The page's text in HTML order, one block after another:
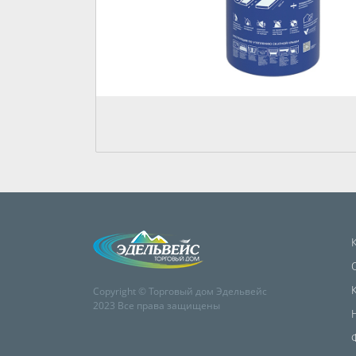
Copyright © Торговый дом Эдельвейс
2023 Все права защищены